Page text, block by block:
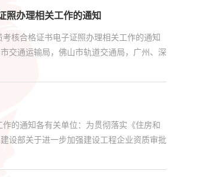
照办理相关工作的通知
核合格证书电子证照办理相关工作的通知
交通运输局，佛山市轨道交通局，广州、深
的通知各有关单位：为贯彻落实《住房和
设部关于进一步加强建设工程企业资质审批